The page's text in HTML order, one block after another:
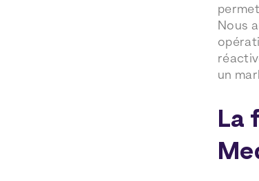
Nous
un
La